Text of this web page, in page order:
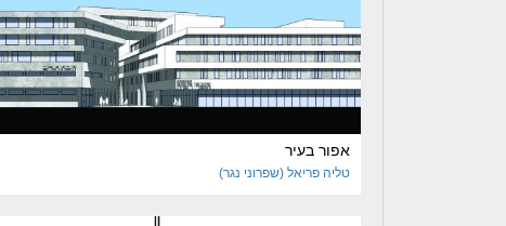
אפור בעיר
טליהפריאל (שפרוני נגר)